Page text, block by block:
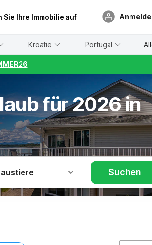
Sie Ihre Immobilie auf
Kroatië Portugal
für 2026 in
Suchen